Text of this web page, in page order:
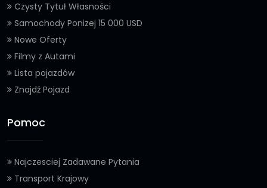
Czysty Tytuł Własności
Samochody Ponizej 15 000 USD
Nowe Oferty
Filmy z Autami
Lista pojazdów
Znajdź Pojazd
Pomoc
Najczesciej Zadawane Pytania
Transport Krajowy